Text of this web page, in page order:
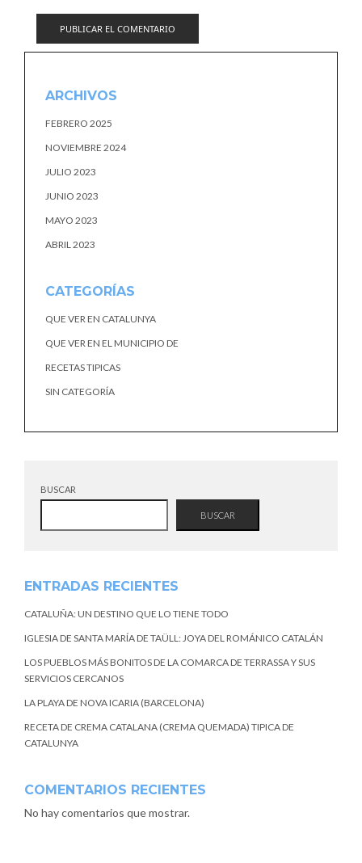
ARCHIVOS
FEBRERO 2025
NOVIEMBRE 2024
JULIO 2023
JUNIO 2023
MAYO 2023
ABRIL 2023
CATEGORÍAS
QUE VER EN CATALUNYA
QUE VER EN EL MUNICIPIO DE
RECETAS TIPICAS
SIN CATEGORÍA
BUSCAR
BUSCAR
ENTRADAS RECIENTES
CATALUÑA: UN DESTINO QUE LO TIENE TODO
IGLESIA DE SANTA MARÍA DE TAÜLL: JOYA DEL ROMÁNICO CATALÁN
LOS PUEBLOS MÁS BONITOS DE LA COMARCA DE TERRASSA Y SUS
SERVICIOS CERCANOS
LA PLAYA DE NOVA ICARIA (BARCELONA)
RECETA DE CREMA CATALANA (CREMA QUEMADA) TIPICA DE
CATALUNYA
COMENTARIOS RECIENTES
No hay comentarios que mostrar.